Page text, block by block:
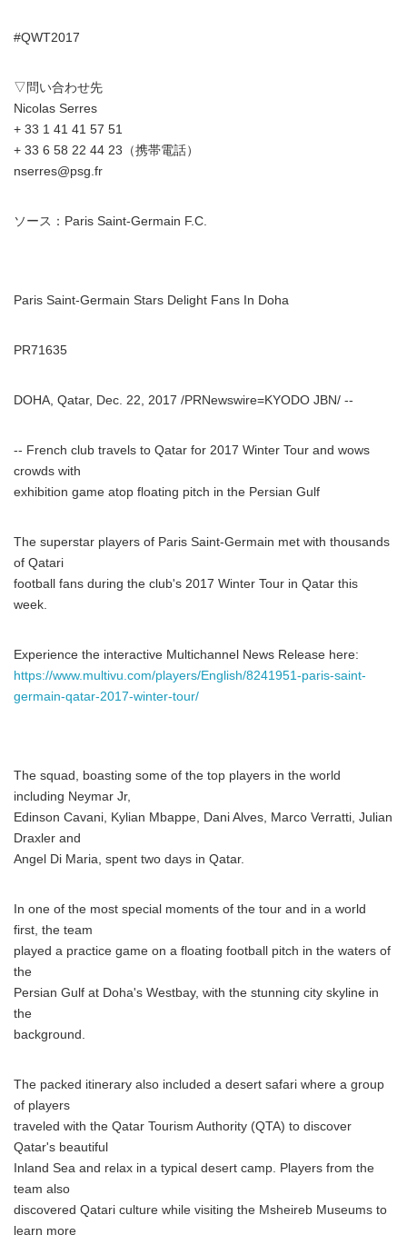
#QWT2017
▽問い合わせ先
Nicolas Serres
+ 33 1 41 41 57 51
+ 33 6 58 22 44 23（携帯電話）
nserres@psg.fr
ソース：Paris Saint-Germain F.C.
Paris Saint-Germain Stars Delight Fans In Doha
PR71635
DOHA, Qatar, Dec. 22, 2017 /PRNewswire=KYODO JBN/ --
-- French club travels to Qatar for 2017 Winter Tour and wows
crowds with
exhibition game atop floating pitch in the Persian Gulf
The superstar players of Paris Saint-Germain met with thousands
of Qatari
football fans during the club's 2017 Winter Tour in Qatar this
week.
Experience the interactive Multichannel News Release here:
https://www.multivu.com/players/English/8241951-paris-saint-
germain-qatar-2017-winter-tour/
The squad, boasting some of the top players in the world
including Neymar Jr,
Edinson Cavani, Kylian Mbappe, Dani Alves, Marco Verratti, Julian
Draxler and
Angel Di Maria, spent two days in Qatar.
In one of the most special moments of the tour and in a world
first, the team
played a practice game on a floating football pitch in the waters of
the
Persian Gulf at Doha's Westbay, with the stunning city skyline in
the
background.
The packed itinerary also included a desert safari where a group
of players
traveled with the Qatar Tourism Authority (QTA) to discover
Qatar's beautiful
Inland Sea and relax in a typical desert camp. Players from the
team also
discovered Qatari culture while visiting the Msheireb Museums to
learn more